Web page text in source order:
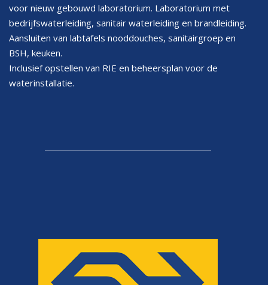
voor nieuw gebouwd laboratorium. Laboratorium met
bedrijfswaterleiding, sanitair waterleiding en brandleiding.
Aansluiten van labtafels nooddouches, sanitairgroep en
BSH, keuken.
Inclusief opstellen van RIE en beheersplan voor de
waterinstallatie.